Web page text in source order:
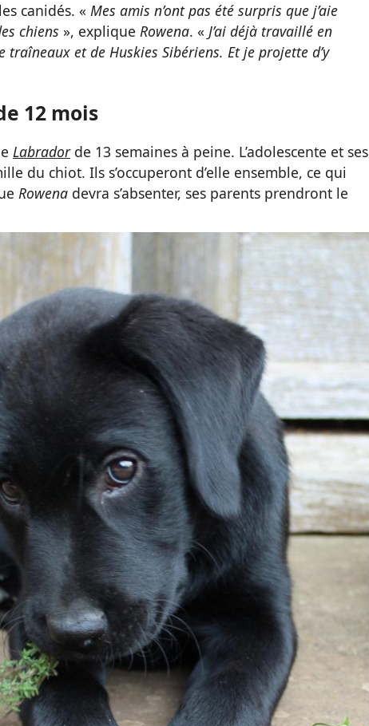
canidés. « Mes amis n’ont pas été surpris que j’aie
chiens », explique Rowena. « J’ai déjà travaillé en
et de Huskies Sibériens. Et je projette d’y
12 mois
Labradorde 13 semaines à peine. L’adolescente et ses
du chiot. Ils s’occuperont d’elle ensemble, ce qui
Rowena devra s’absenter, ses parents prendront le